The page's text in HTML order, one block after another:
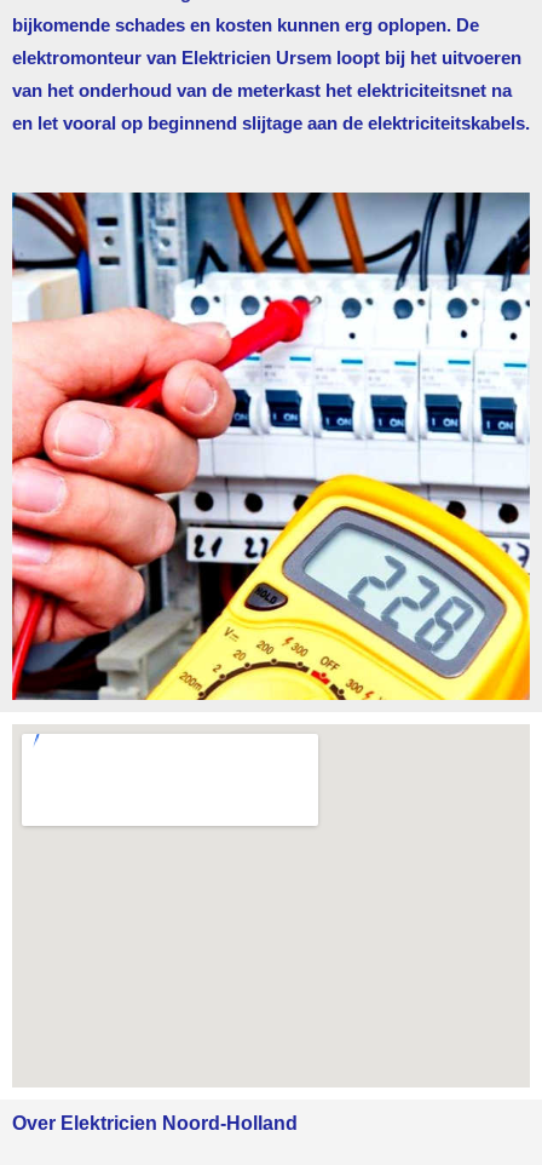
bijkomende schades en kosten kunnen erg oplopen. De
elektromonteur van Elektricien Ursem loopt bij het uitvoeren
van het onderhoud van de meterkast het elektriciteitsnet na
en let vooral op beginnend slijtage aan de elektriciteitskabels.
Over Elektricien Noord-Holland